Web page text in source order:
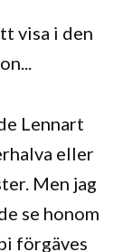
visa i den
Lennart
eller
Men jag
se honom
förgäves